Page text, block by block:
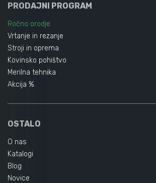
PRODAJNI PROGRAM
Ročno orodje
Vrtanje in rezanje
Stroji in oprema
Kovinsko pohištvo
Merilna tehnika
Akcija %
OSTALO
O nas
Katalogi
Blog
Novice